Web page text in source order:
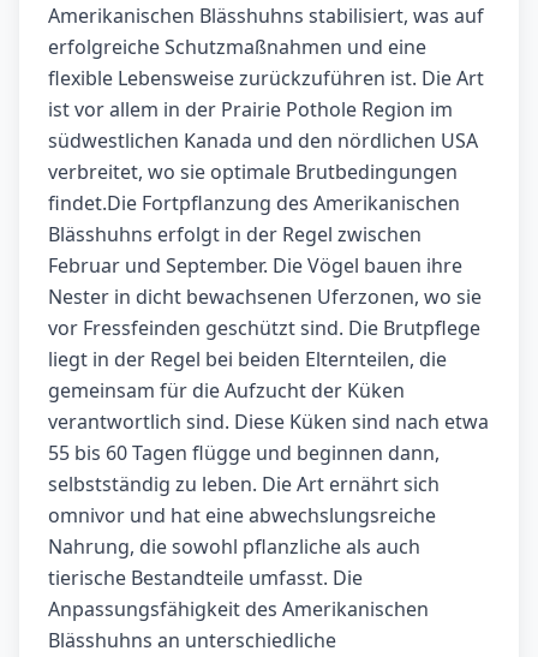
Amerikanischen Blässhuhns stabilisiert, was auf
erfolgreiche Schutzmaßnahmen und eine
flexible Lebensweise zurückzuführen ist. Die Art
ist vor allem in der Prairie Pothole Region im
südwestlichen Kanada und den nördlichen USA
verbreitet, wo sie optimale Brutbedingungen
findet.Die Fortpflanzung des Amerikanischen
Blässhuhns erfolgt in der Regel zwischen
Februar und September. Die Vögel bauen ihre
Nester in dicht bewachsenen Uferzonen, wo sie
vor Fressfeinden geschützt sind. Die Brutpflege
liegt in der Regel bei beiden Elternteilen, die
gemeinsam für die Aufzucht der Küken
verantwortlich sind. Diese Küken sind nach etwa
55 bis 60 Tagen flügge und beginnen dann,
selbstständig zu leben. Die Art ernährt sich
omnivor und hat eine abwechslungsreiche
Nahrung, die sowohl pflanzliche als auch
tierische Bestandteile umfasst. Die
Anpassungsfähigkeit des Amerikanischen
Blässhuhns an unterschiedliche